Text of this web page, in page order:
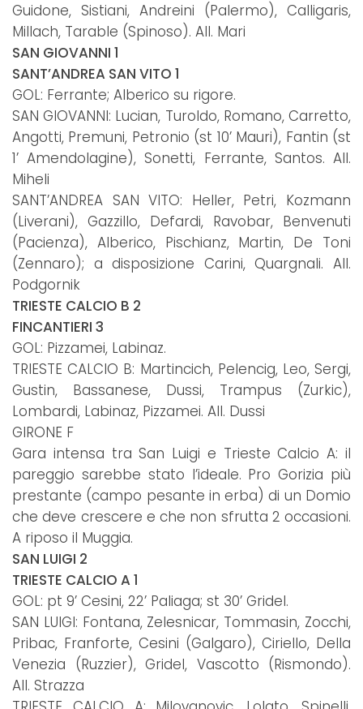
Guidone, Sistiani, Andreini (Palermo), Calligaris,
Millach, Tarable (Spinoso). All. Mari
SAN GIOVANNI 1
SANT’ANDREA SAN VITO 1
GOL: Ferrante; Alberico su rigore.
SAN GIOVANNI: Lucian, Turoldo, Romano, Carretto,
Angotti, Premuni, Petronio (st 10’ Mauri), Fantin (st
1’ Amendolagine), Sonetti, Ferrante, Santos. All.
Miheli
SANT’ANDREA SAN VITO: Heller, Petri, Kozmann
(Liverani), Gazzillo, Defardi, Ravobar, Benvenuti
(Pacienza), Alberico, Pischianz, Martin, De Toni
(Zennaro); a disposizione Carini, Quargnali. All.
Podgornik
TRIESTE CALCIO B 2
FINCANTIERI 3
GOL: Pizzamei, Labinaz.
TRIESTE CALCIO B: Martincich, Pelencig, Leo, Sergi,
Gustin, Bassanese, Dussi, Trampus (Zurkic),
Lombardi, Labinaz, Pizzamei. All. Dussi
GIRONE F
Gara intensa tra San Luigi e Trieste Calcio A: il
pareggio sarebbe stato l’ideale. Pro Gorizia più
prestante (campo pesante in erba) di un Domio
che deve crescere e che non sfrutta 2 occasioni.
A riposo il Muggia.
SAN LUIGI 2
TRIESTE CALCIO A 1
GOL: pt 9’ Cesini, 22’ Paliaga; st 30’ Gridel.
SAN LUIGI: Fontana, Zelesnicar, Tommasin, Zocchi,
Pribac, Franforte, Cesini (Galgaro), Ciriello, Della
Venezia (Ruzzier), Gridel, Vascotto (Rismondo).
All. Strazza